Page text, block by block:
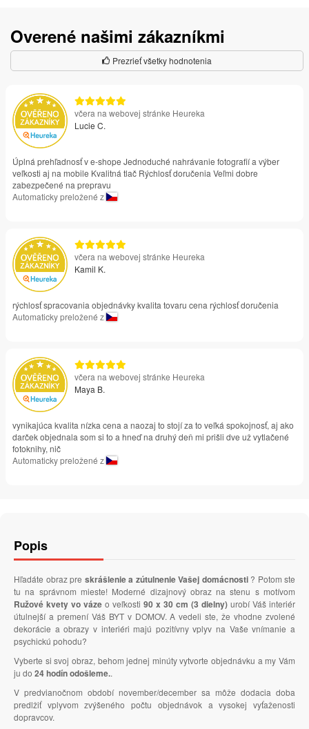
Overené našimi zákazníkmi
Prezrieť všetky hodnotenia
včera na webovej stránke Heureka
Lucie C.
Úplná prehľadnosť v e-shope Jednoduché nahrávanie fotografií a výber
veľkosti aj na mobile Kvalitná tlač Rýchlosť doručenia Veľmi dobre
zabezpečené na prepravu
Automaticky preložené z
včera na webovej stránke Heureka
Kamil K.
rýchlosť spracovania objednávky kvalita tovaru cena rýchlosť doručenia
Automaticky preložené z
včera na webovej stránke Heureka
Maya B.
vynikajúca kvalita nízka cena a naozaj to stojí za to veľká spokojnosť, aj ako
darček objednala som si to a hneď na druhý deň mi prišli dve už vytlačené
fotoknihy, nič
Automaticky preložené z
Popis
Hľadáte obraz pre skrášlenie a zútulnenie Vašej domácnosti ? Potom ste
tu na správnom mieste! Moderné dizajnový obraz na stenu s motívom
Ružové kvety vo váze o veľkosti 90 x 30 cm (3 dielny) urobí Váš interiér
útulnejší a premení Váš BYT v DOMOV. A vedeli ste, že vhodne zvolené
dekorácie a obrazy v interiéri majú pozitívny vplyv na Vaše vnímanie a
psychickú pohodu?
Vyberte si svoj obraz, behom jednej minúty vytvorte objednávku a my Vám
ju do 24 hodín odošleme..
V predvianočnom období november/december sa môže dodacia doba
predlžiť vplyvom zvýšeného počtu objednávok a vysokej vyťaženosti
dopravcov.